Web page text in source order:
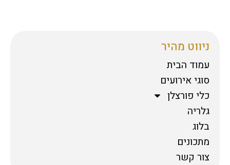
ניווט מהיר
עמוד הבית
סוגי אירועים
כלי פורצלן
גלריה
בלוג
מתכונים
צור קשר